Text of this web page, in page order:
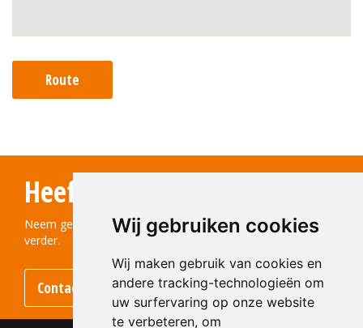
Wij gebruiken cookies
Wij maken gebruik van cookies en
andere tracking-technologieën om
uw surfervaring op onze website
te verbeteren, om
Route
Heeft u vragen?
Neem gerust contact met ons op! We helpen u graag
verder.
Contact opnemen